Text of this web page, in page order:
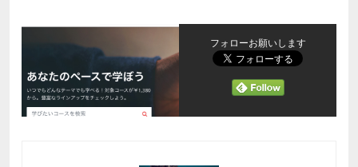
フォローお願いします